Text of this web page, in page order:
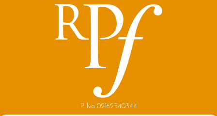
P. Iva 02162540344